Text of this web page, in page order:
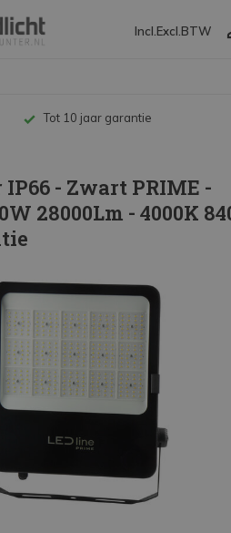
Incl. Excl. BTW
Tot 10 jaar garantie
- Zwart PRIME -
28000Lm - 4000K